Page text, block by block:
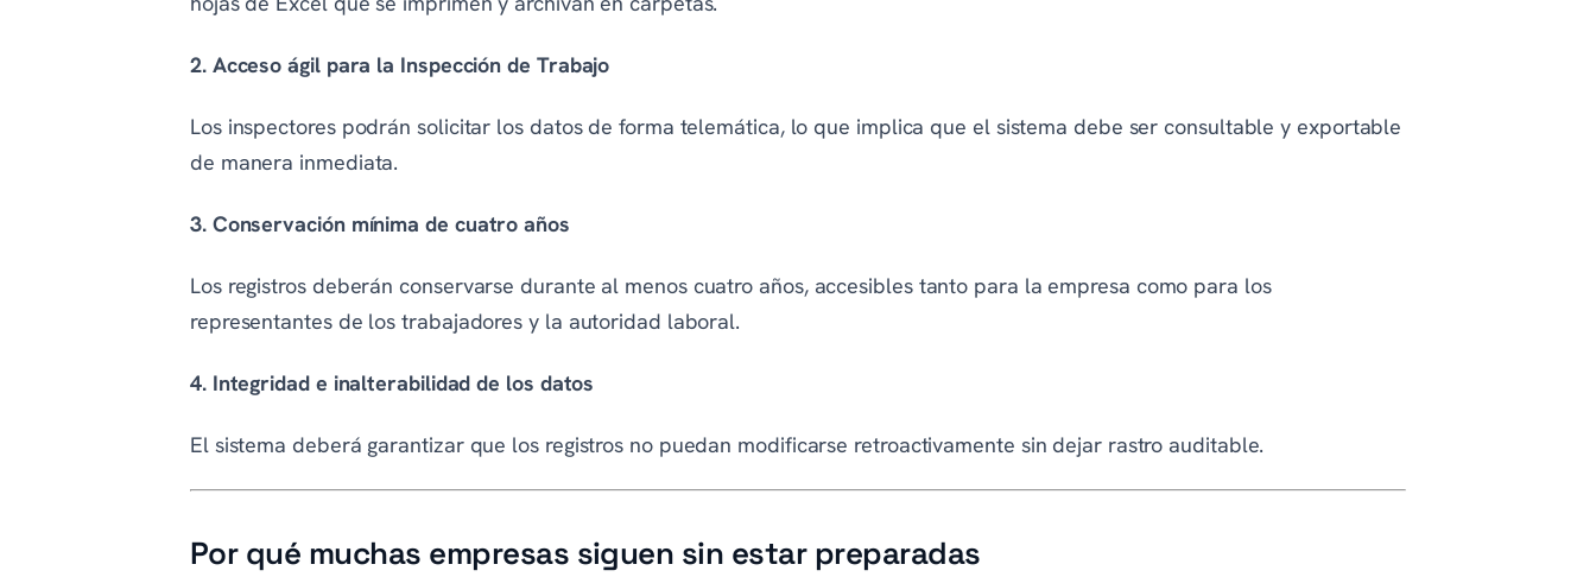
2. Acceso ágil para la Inspección de Trabajo
Los inspectores podrán solicitar los datos de forma telemática, lo que implica que el sistema debe ser consultable y exportable
de manera inmediata.
3. Conservación mínima de cuatro años
Los registros deberán conservarse durante al menos cuatro años, accesibles tanto para la empresa como para los
representantes de los trabajadores y la autoridad laboral.
4. Integridad e inalterabilidad de los datos
El sistema deberá garantizar que los registros no puedan modificarse retroactivamente sin dejar rastro auditable.
Por qué muchas empresas siguen sin estar preparadas